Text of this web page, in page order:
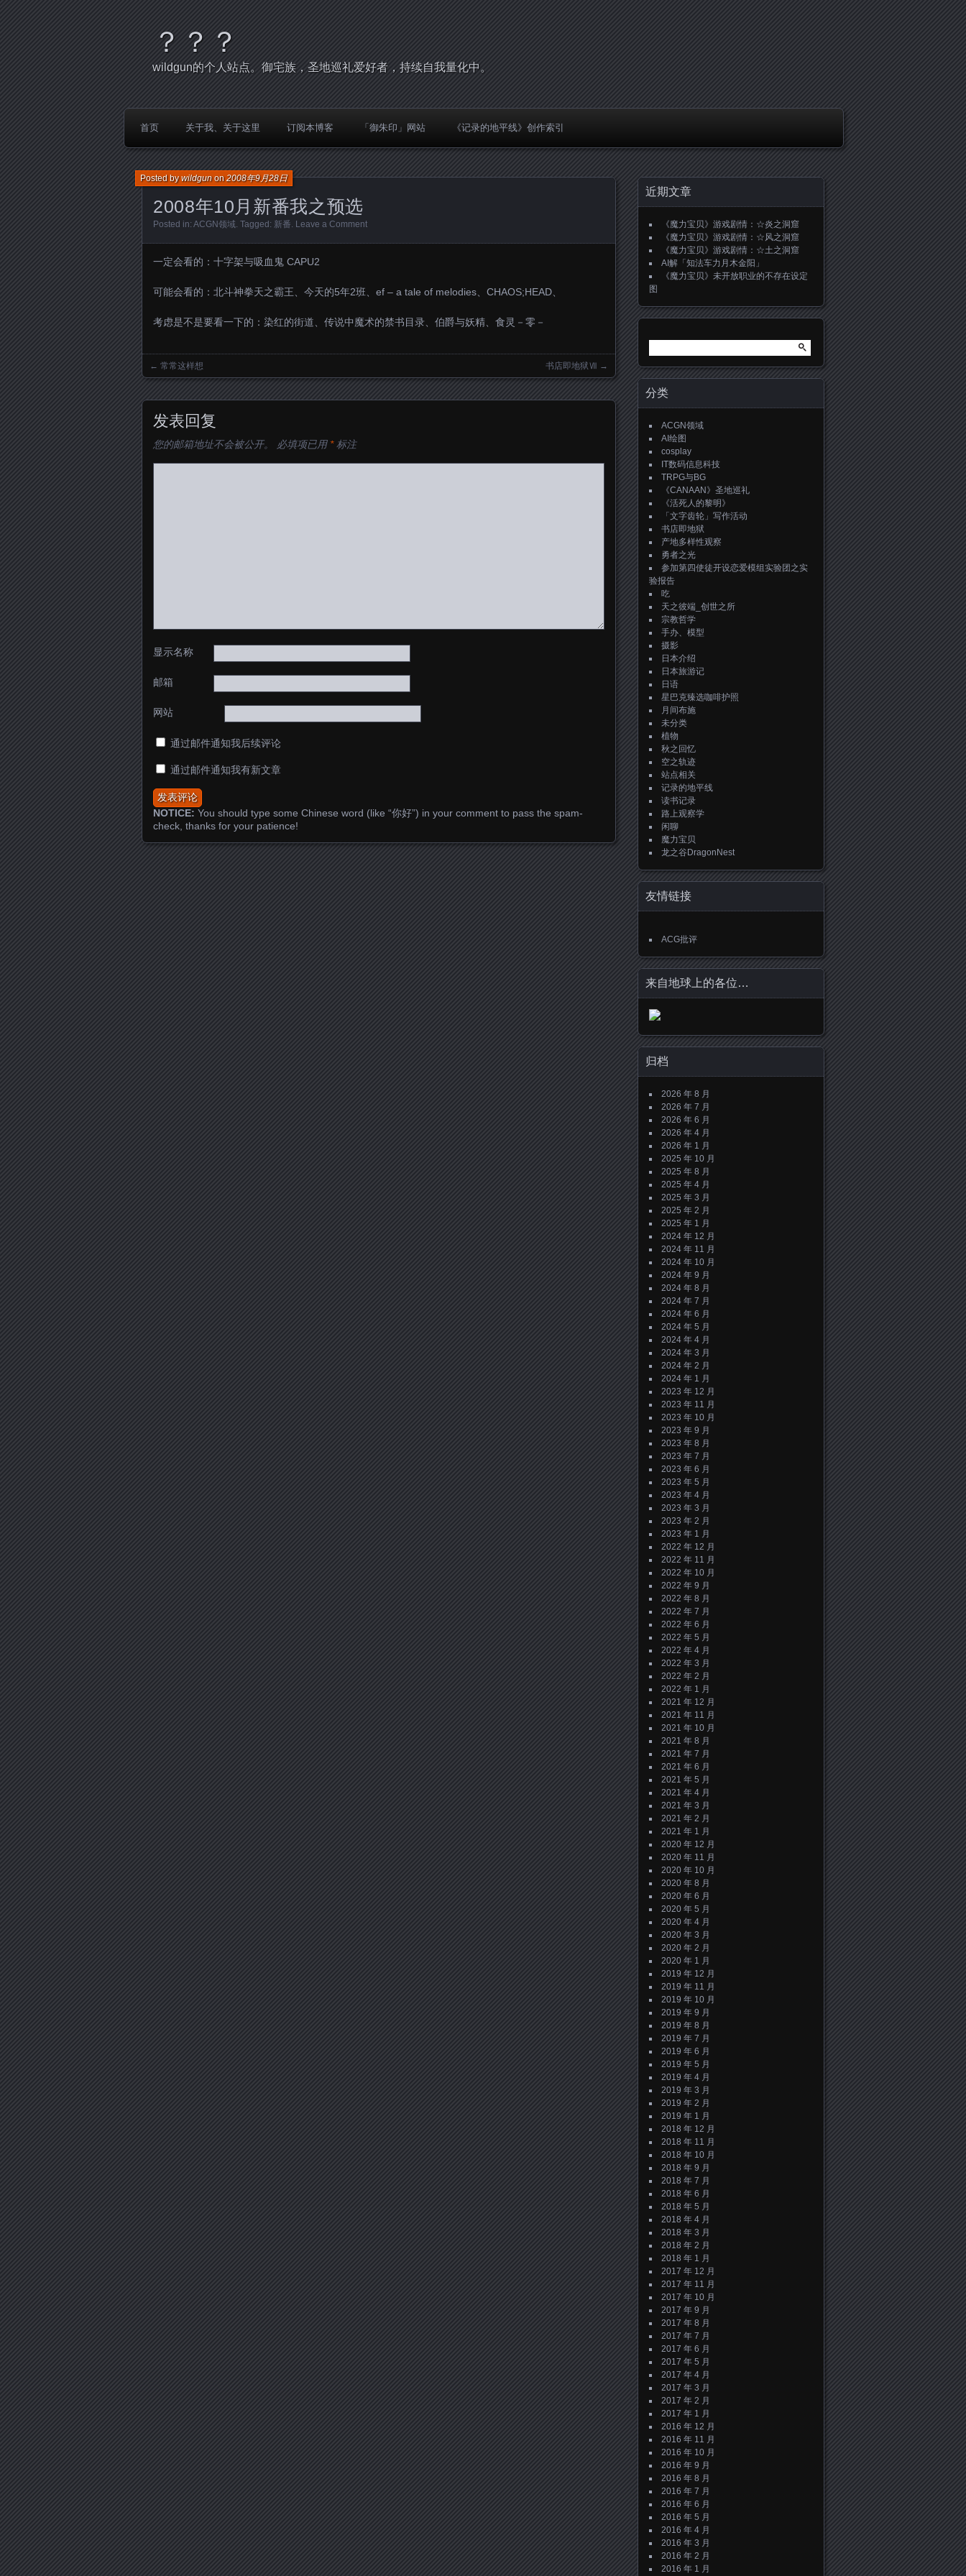
？？？
wildgun的个人站点。御宅族，圣地巡礼爱好者，持续自我量化中。
首页 关于我、关于这里 订阅本博客 「御朱印」网站 《记录的地平线》创作索引
2008年10月新番我之预选
Posted bywildgunon2008年9月28日
Posted in: ACGN领域. Tagged: 新番. Leave a Comment
一定会看的：十字架与吸血鬼 CAPU2
可能会看的：北斗神拳天之霸王、今天的5年2班、ef – a tale of melodies、CHAOS;HEAD、
考虑是不是要看一下的：染红的街道、传说中魔术的禁书目录、伯爵与妖精、食灵－零－
Posts navigation
← 常常这样想 书店即地狱Ⅶ →
发表回复
您的邮箱地址不会被公开。 必填项已用 *标注
显示名称
邮箱
网站
通过邮件通知我后续评论
通过邮件通知我有新文章
NOTICE: You should type some Chinese word (like “你好”) in your comment to pass the spam-
check, thanks for your patience!
近期文章
《魔力宝贝》游戏剧情：☆炎之洞窟
《魔力宝贝》游戏剧情：☆风之洞窟
《魔力宝贝》游戏剧情：☆土之洞窟
AI解「知法车力月木金阳」
《魔力宝贝》未开放职业的不存在设定
图
索：
分类
ACGN领域
AI绘图
cosplay
IT数码信息科技
TRPG与BG
《CANAAN》圣地巡礼
《活死人的黎明》
「文字齿轮」写作活动
书店即地狱
产地多样性观察
勇者之光
参加第四使徒开设恋爱模组实验团之实
验报告
吃
天之彼端_创世之所
宗教哲学
手办、模型
摄影
日本介绍
日本旅游记
日语
星巴克臻选咖啡护照
月间布施
未分类
植物
秋之回忆
空之轨迹
站点相关
记录的地平线
读书记录
路上观察学
闲聊
魔力宝贝
龙之谷DragonNest
友情链接
ACG批评
来自地球上的各位…
归档
2026 年 8 月
2026 年 7 月
2026 年 6 月
2026 年 4 月
2026 年 1 月
2025 年 10 月
2025 年 8 月
2025 年 4 月
2025 年 3 月
2025 年 2 月
2025 年 1 月
2024 年 12 月
2024 年 11 月
2024 年 10 月
2024 年 9 月
2024 年 8 月
2024 年 7 月
2024 年 6 月
2024 年 5 月
2024 年 4 月
2024 年 3 月
2024 年 2 月
2024 年 1 月
2023 年 12 月
2023 年 11 月
2023 年 10 月
2023 年 9 月
2023 年 8 月
2023 年 7 月
2023 年 6 月
2023 年 5 月
2023 年 4 月
2023 年 3 月
2023 年 2 月
2023 年 1 月
2022 年 12 月
2022 年 11 月
2022 年 10 月
2022 年 9 月
2022 年 8 月
2022 年 7 月
2022 年 6 月
2022 年 5 月
2022 年 4 月
2022 年 3 月
2022 年 2 月
2022 年 1 月
2021 年 12 月
2021 年 11 月
2021 年 10 月
2021 年 8 月
2021 年 7 月
2021 年 6 月
2021 年 5 月
2021 年 4 月
2021 年 3 月
2021 年 2 月
2021 年 1 月
2020 年 12 月
2020 年 11 月
2020 年 10 月
2020 年 8 月
2020 年 6 月
2020 年 5 月
2020 年 4 月
2020 年 3 月
2020 年 2 月
2020 年 1 月
2019 年 12 月
2019 年 11 月
2019 年 10 月
2019 年 9 月
2019 年 8 月
2019 年 7 月
2019 年 6 月
2019 年 5 月
2019 年 4 月
2019 年 3 月
2019 年 2 月
2019 年 1 月
2018 年 12 月
2018 年 11 月
2018 年 10 月
2018 年 9 月
2018 年 7 月
2018 年 6 月
2018 年 5 月
2018 年 4 月
2018 年 3 月
2018 年 2 月
2018 年 1 月
2017 年 12 月
2017 年 11 月
2017 年 10 月
2017 年 9 月
2017 年 8 月
2017 年 7 月
2017 年 6 月
2017 年 5 月
2017 年 4 月
2017 年 3 月
2017 年 2 月
2017 年 1 月
2016 年 12 月
2016 年 11 月
2016 年 10 月
2016 年 9 月
2016 年 8 月
2016 年 7 月
2016 年 6 月
2016 年 5 月
2016 年 4 月
2016 年 3 月
2016 年 2 月
2016 年 1 月